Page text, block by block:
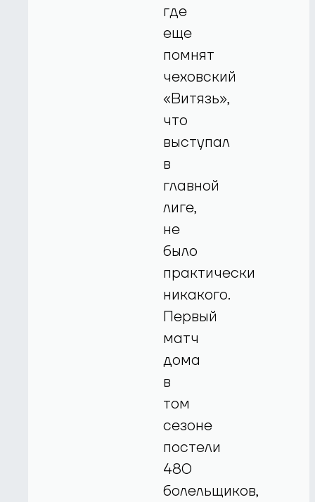
где
еще
помнят
чеховский
«Витязь»,
что
выступал
в
главной
лиге,
не
было
практически
никакого.
Первый
матч
дома
в
том
сезоне
постели
480
болельщиков,